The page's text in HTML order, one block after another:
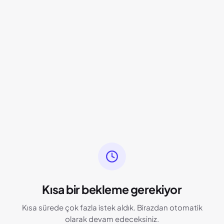
Kısa bir bekleme gerekiyor
Kısa sürede çok fazla istek aldık. Birazdan otomatik
olarak devam edeceksiniz.